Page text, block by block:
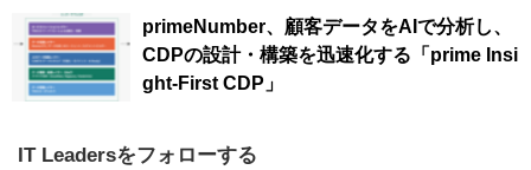
primeNumber、顧客データをAIで分析し、
CDPの設計・構築を迅速化する「prime Insi
ght-First CDP」
IT Leadersをフォローする